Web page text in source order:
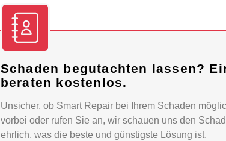
Schaden begutachten lassen?
beraten kostenlos.
Unsicher, ob Smart Repair bei Ihrem Schaden
vorbei oder rufen Sie an, wir schauen uns den
ehrlich, was die beste und günstigste Lösung ist.